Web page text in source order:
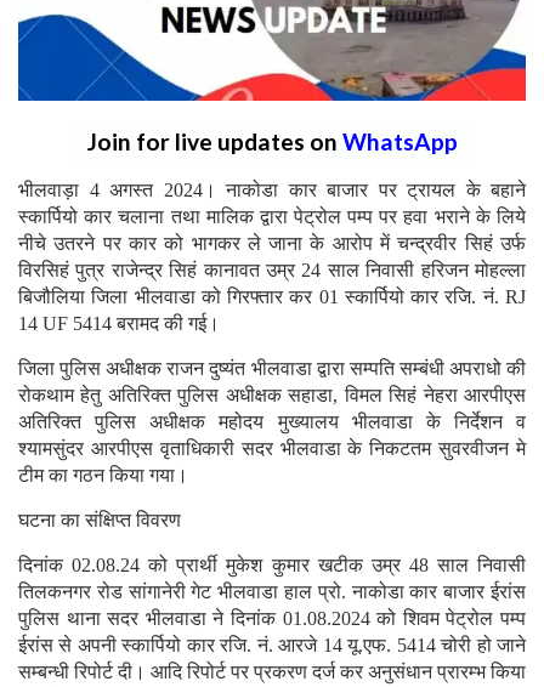
Join for live updates on WhatsApp
भीलवाड़ा 4 अगस्त 2024। नाकोडा कार बाजार पर ट्रायल के बहाने
स्कार्पियो कार चलाना तथा मालिक द्वारा पेट्रोल पम्प पर हवा भराने के लिये
नीचे उतरने पर कार को भागकर ले जाना के आरोप में चन्द्रवीर सिहं उर्फ
विरसिहं पुत्र राजेन्द्र सिहं कानावत उम्र 24 साल निवासी हरिजन मोहल्ला
बिजौलिया जिला भीलवाडा को गिरफ्तार कर 01 स्कार्पियो कार रजि. नं. RJ
14 UF 5414 बरामद की गई।
जिला पुलिस अधीक्षक राजन दुष्यंत भीलवाडा द्वारा सम्पति सम्बंधी अपराधो की
रोकथाम हेतु अतिरिक्त पुलिस अधीक्षक सहाडा, विमल सिहं नेहरा आरपीएस
अतिरिक्त पुलिस अधीक्षक महोदय मुख्यालय भीलवाडा के निर्देशन व
श्यामसुंदर आरपीएस वृताधिकारी सदर भीलवाडा के निकटतम सुवरवीजन मे
टीम का गठन किया गया।
घटना का संक्षिप्त विवरण
दिनांक 02.08.24 को प्रार्थी मुकेश कुमार खटीक उम्र 48 साल निवासी
तिलकनगर रोड सांगानेरी गेट भीलवाडा हाल प्रो. नाकोडा कार बाजार ईरांस
पुलिस थाना सदर भीलवाडा ने दिनांक 01.08.2024 को शिवम पेट्रोल पम्प
ईरांस से अपनी स्कार्पियो कार रजि. नं. आरजे 14 यू.एफ. 5414 चोरी हो जाने
सम्बन्धी रिपोर्ट दी। आदि रिपोर्ट पर प्रकरण दर्ज कर अनुसंधान प्रारम्भ किया